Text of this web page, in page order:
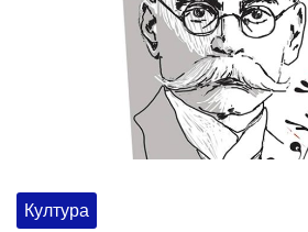
Култура